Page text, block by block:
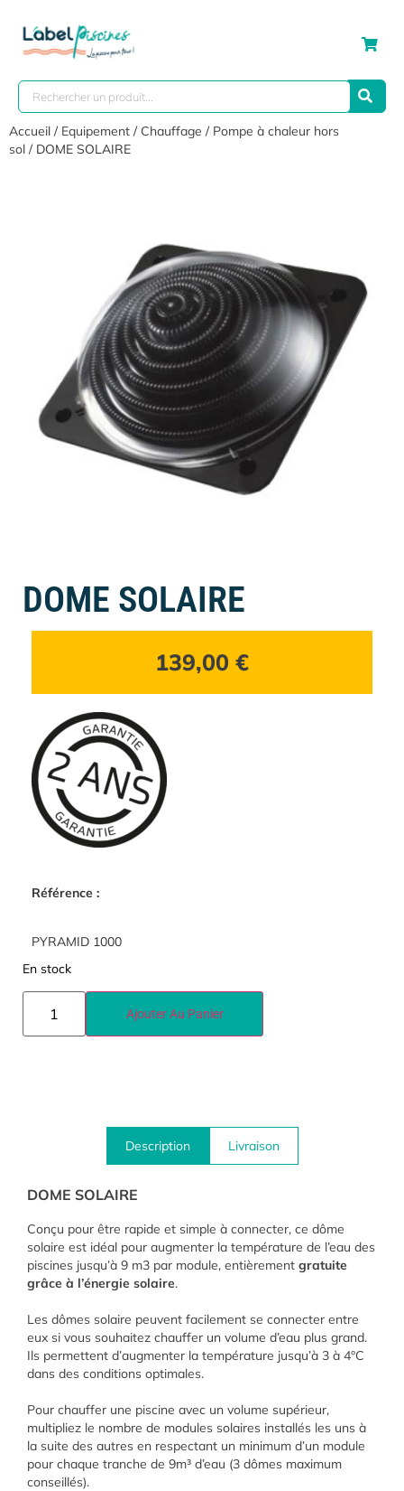
Accueil / Equipement / Chauffage / Pompe à chaleur hors
sol / DOME SOLAIRE
DOME SOLAIRE
139,00 €
Référence :
PYRAMID 1000
En stock
Ajouter Au Panier
Description Livraison
DOME SOLAIRE
Conçu pour être rapide et simple à connecter, ce dôme
solaire est idéal pour augmenter la température de l’eau des
piscines jusqu’à 9 m3 par module, entièrement gratuite
grâce à l’énergie solaire.
Les dômes solaire peuvent facilement se connecter entre
eux si vous souhaitez chauffer un volume d’eau plus grand.
Ils permettent d’augmenter la température jusqu’à 3 à 4°C
dans des conditions optimales.
Pour chauffer une piscine avec un volume supérieur,
multipliez le nombre de modules solaires installés les uns à
la suite des autres en respectant un minimum d’un module
pour chaque tranche de 9m³ d’eau (3 dômes maximum
conseillés).